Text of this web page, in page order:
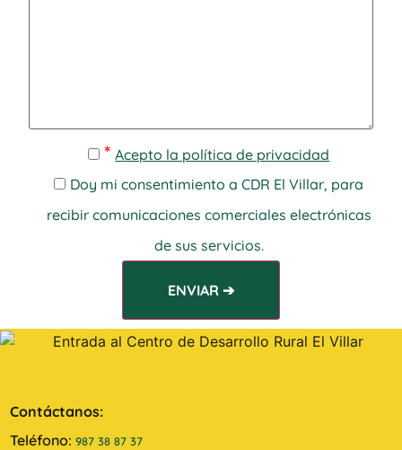
* Acepto la política de privacidad
Doy mi consentimiento a CDR El Villar, para
recibir comunicaciones comerciales electrónicas
de sus servicios.
Contáctanos:
Teléfono: 987 38 87 37